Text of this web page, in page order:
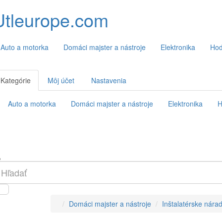
Auto a motorka Domáci majster a nástroje Elektronika
Kategórie Môj účet Nastavenia
Auto a motorka Domáci majster a nástroje Elektronika
Domáci majster a nástroje Inštalatérske